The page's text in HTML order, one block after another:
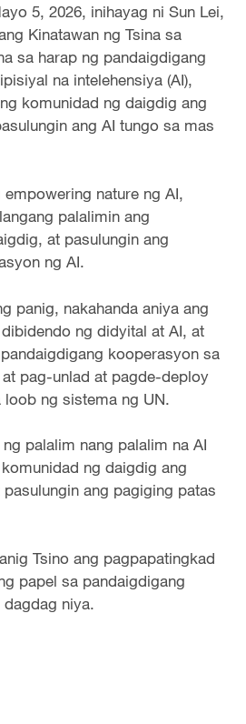
5, 2026, inihayag ni Sun Lei,
Kinatawan ng Tsina sa
sa harap ng pandaigdigang
na intelehensiya (AI),
komunidad ng daigdig ang
ang AI tungo sa mas
nature ng AI,
palalimin ang
at pasulungin ang
ng AI.
panig, nakahanda aniya ang
ng didyital at AI, at
kooperasyon sa
pag-unlad at pagde-deploy
ng sistema ng UN.
palalim nang palalim na AI
ng daigdig ang
ang pagiging patas
Tsino ang pagpapatingkad
papel sa pandaigdigang
niya.